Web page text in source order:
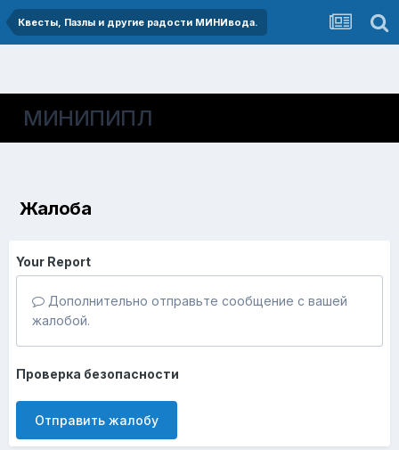
Квесты, Пазлы и другие радости МИНИвода.
МИНИПИПЛ
Жалоба
Your Report
Дополнительно отправьте сообщение с вашей
жалобой.
Проверка безопасности
Отправить жалобу